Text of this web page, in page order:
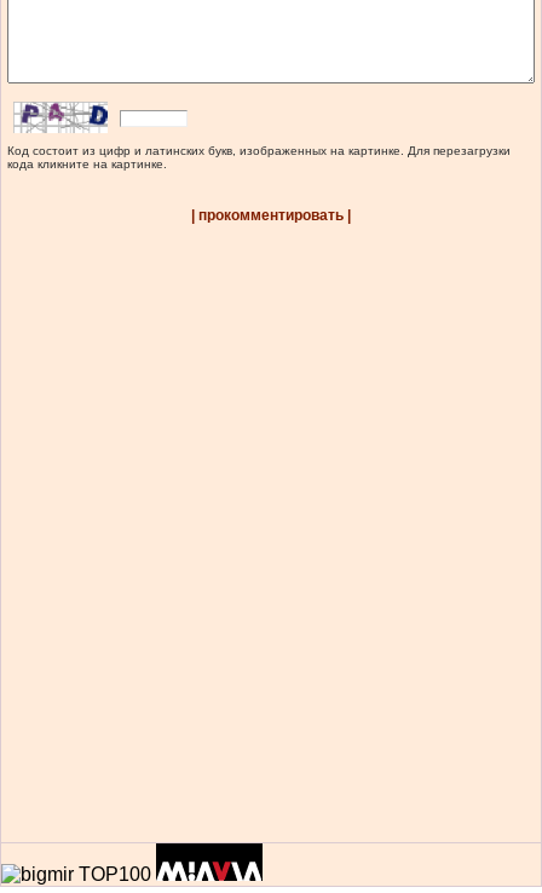
Код состоит из цифр и латинских букв, изображенных на картинке. Для перезагрузки
кода кликните на картинке.
| прокомментировать |